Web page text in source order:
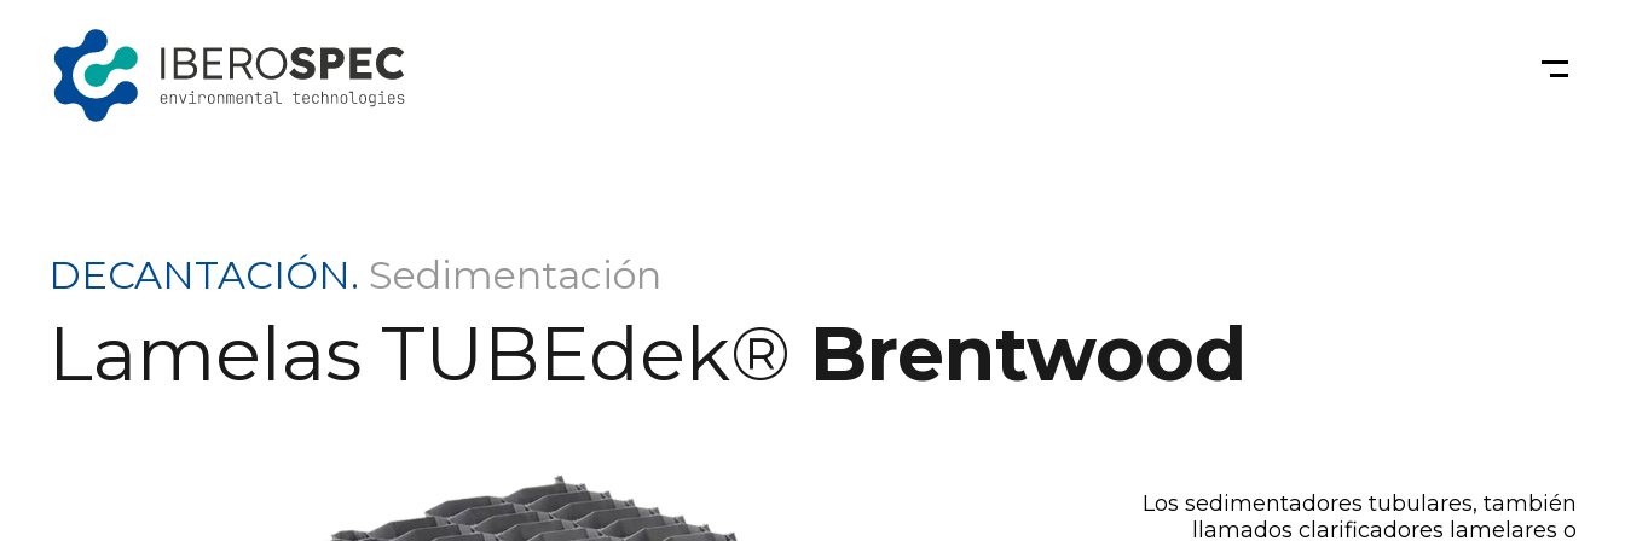
contenido
DECANTACIÓN. Sedimentación
Lamelas TUBEdek® Brentwood
Los sedimentadores tubulares, también
llamados clarificadores lamelares o